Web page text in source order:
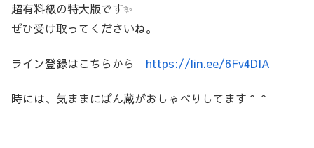
超有料級の特大版です✨
ぜひ受け取ってくださいね。
ライン登録はこちらから https://lin.ee/6Fv4DIA
時には、気ままにぱん蔵がおしゃべりしてます＾＾